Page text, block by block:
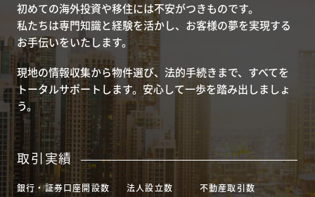
初めての海外投資や移住には不安がつきものです。
私たちは専門知識と経験を活かし、お客様の夢を実現する
お手伝いをいたします。
現地の情報収集から物件選び、法的手続きまで、すべてを
トータルサポートします。安心して一歩を踏み出しましょ
う。
取引実績
銀行・証券口座開設数 法人設立数 不動産取引数